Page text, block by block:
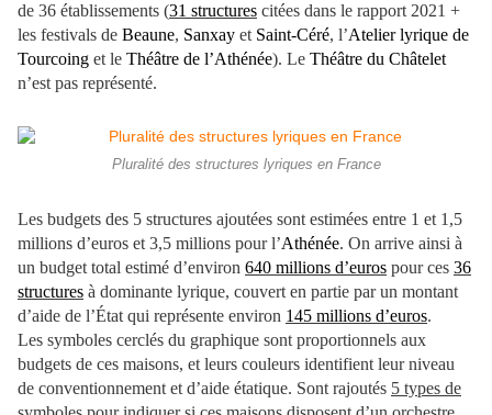
de 36 établissements (31 structures citées dans le rapport 2021 +
les festivals de Beaune, Sanxay et Saint-Céré, l’Atelier lyrique de
Tourcoing et le Théâtre de l’Athénée). Le Théâtre du Châtelet
n’est pas représenté.
Pluralité des structures lyriques en France
Les budgets des 5 structures ajoutées sont estimées entre 1 et 1,5
millions d’euros et 3,5 millions pour l’Athénée. On arrive ainsi à
un budget total estimé d’environ 640 millions d’euros pour ces 36
structures à dominante lyrique, couvert en partie par un montant
d’aide de l’État qui représente environ 145 millions d’euros.
Les symboles cerclés du graphique sont proportionnels aux
budgets de ces maisons, et leurs couleurs identifient leur niveau
de conventionnement et d’aide étatique. Sont rajoutés 5 types de